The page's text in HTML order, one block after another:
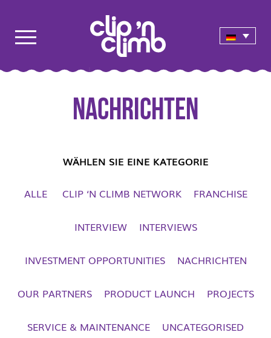
Nachrichten
WÄHLEN SIE EINE KATEGORIE
ALLE CLIP ‘N CLIMB NETWORK FRANCHISE
INTERVIEW INTERVIEWS
INVESTMENT OPPORTUNITIES NACHRICHTEN
OUR PARTNERS PRODUCT LAUNCH PROJECTS
SERVICE & MAINTENANCE UNCATEGORISED